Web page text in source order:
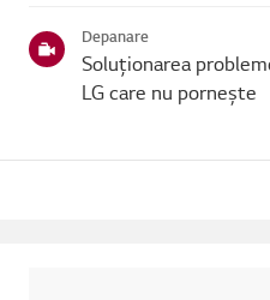
Depanare
Soluționarea
LG care nu pornește